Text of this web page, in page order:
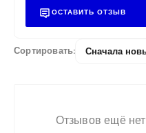
Сортировать:
Отзывов ещё
ОСТАВИТЬ ОТЗЫВ
ВГП